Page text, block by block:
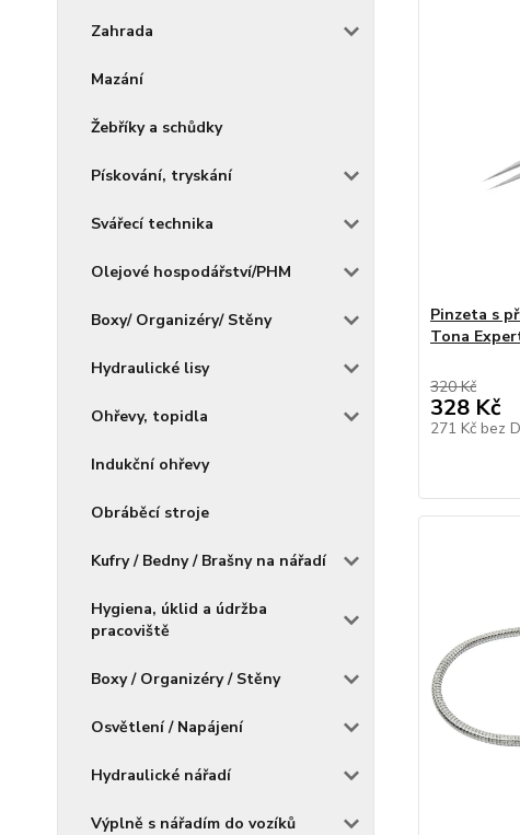
Zahrada
Mazání
Žebříky a schůdky
Pískování, tryskání
Svářecí technika
Olejové hospodářství/PHM
Boxy/ Organizéry/ Stěny
Hydraulické lisy
Ohřevy, topidla
Indukční ohřevy
Obráběcí stroje
Kufry / Bedny / Brašny na nářadí
Hygiena, úklid a údržba
pracoviště
Boxy / Organizéry / Stěny
Osvětlení / Napájení
Hydraulické nářadí
Výplně s nářadím do vozíků
Pinzeta s
Tona
320 Kč
328 Kč
271 Kč bez